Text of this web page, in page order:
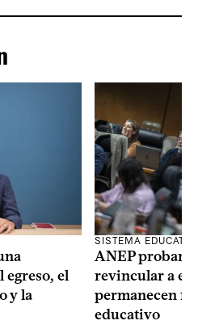
egreso, el
y la
SISTEMA
ANEP probará
revincular a
permanecen
educativo